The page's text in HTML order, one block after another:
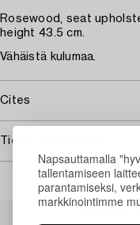
Napsauttamalla
tallentamiseen
parantamiseksi,
markkinointimme
Rosewood, seat
height 43.5 cm.
Vähäistä kulumaa.
Cites
Tietoa ostamisesta
Muiden